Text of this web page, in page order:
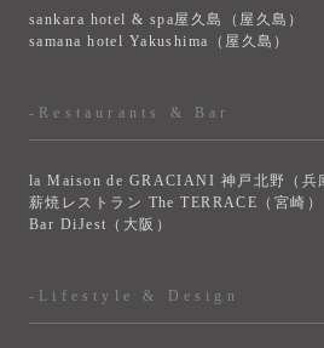
sankara hotel & spa屋久島（屋久島）
samana hotel Yakushima（屋久島）
-Restaurants & Bar
la Maison de GRACIANI 神戸北野（兵
薪焼レストラン The TERRACE（宮崎）
Bar DiJest（大阪）
-Lifestyle & Design